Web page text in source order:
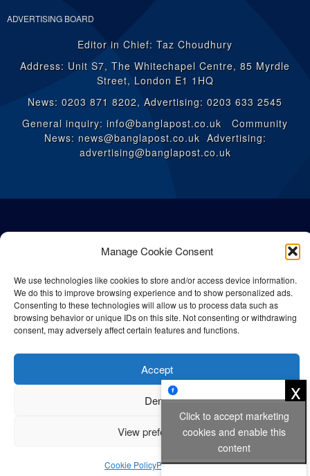
Manage Cookie Consent
We use technologies like cookies to store and/or access device information.
We do this to improve browsing experience and to show personalized ads.
Consenting to these technologies will allow us to process data such as
browsing behavior or unique IDs on this site. Not consenting or withdrawing
consent, may adversely affect certain features and functions.
Accept
Deny
View preferences
Cookie PolicyPrivacy Policy
ADVERTISING BOARD
Editor in Chief: Taz Choudhury
Address: Unit S7, The Whitechapel Centre, 85 Myrdle
Street, London E1 1HQ
News: 0203 871 8202, Advertising: 0203 633 2545
General inquiry: info@banglapost.co.uk Community
News: news@banglapost.co.uk Advertising:
advertising@banglapost.co.uk
© All rights reserved Bangla Post2026| Any unauthorised use or
reproduction of our content is strictly prohibited.
Privacy Policy Cookie Policy
x
Click to accept marketing
cookies and enable this
content